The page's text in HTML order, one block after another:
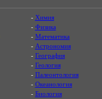
- Химия
- Физика
- Математика
- Астрономия
- География
- Геология
- Палеонтология
- Океанология
- Биология